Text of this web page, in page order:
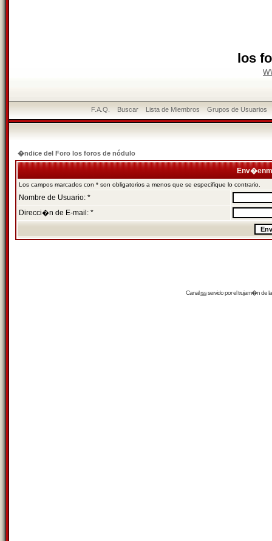
los
F.A.Q. Buscar Lista de Miembros Grupos de Usuarios
�ndice del Foro los foros de nódulo
Los campos marcados con * son obligatorios a menos que se especifique lo contrario.
Nombre de Usuario: *
Direcci�n de E-mail: *
Canalrssservido por eltrujam�nde